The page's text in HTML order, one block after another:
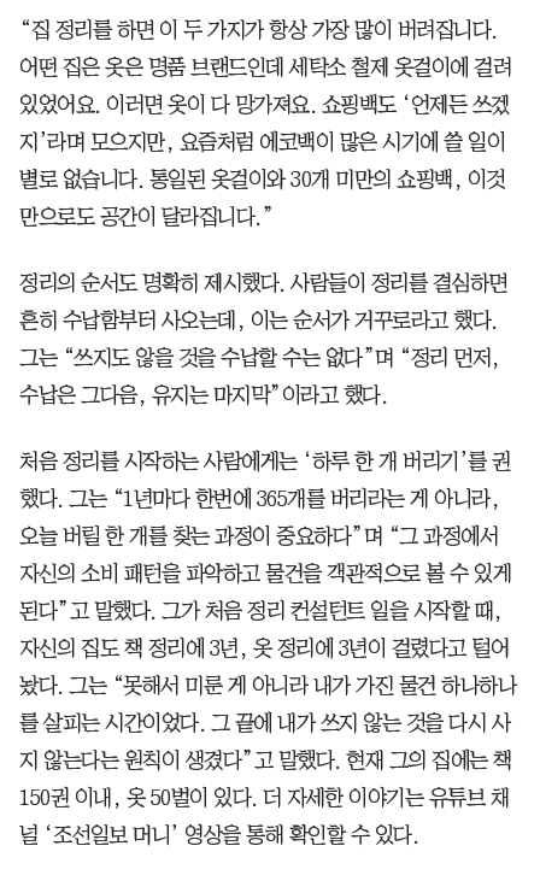
“집 정리를 하면 이 두 가지가 항상 가장 많이 버려집니다.
어떤 집은 옷은 명품 브랜드인데 세탁소 철제 옷걸이에 걸려
있었어요. 이러면 옷이 다 망가져요. 쇼핑백도 ‘언제든 쓰겠
지’라며 모으지만, 요즘처럼 에코백이 많은 시기에 쓸 일이
별로 없습니다. 통일된 옷걸이와 30개 미만의 쇼핑백, 이것
만으로도 공간이 달라집니다.”
정리의 순서도 명확히 제시했다. 사람들이 정리를 결심하면
흔히 수납함부터 사오는데, 이는 순서가 거꾸로라고 했다.
그는 “쓰지도 않을 것을 수납할 수는 없다”며 “정리 먼저,
수납은 그다음, 유지는 마지막”이라고 했다.
처음 정리를 시작하는 사람에게는 ‘하루 한 개 버리기’를 권
했다. 그는 “1년마다 한번에 365개를 버리라는 게 아니라,
오늘 버릴 한 개를 찾는 과정이 중요하다”며 “그 과정에서
자신의 소비 패턴을 파악하고 물건을 객관적으로 볼 수 있게
된다”고 말했다. 그가 처음 정리 컨설턴트 일을 시작할 때,
자신의 집도 책 정리에 3년, 옷 정리에 3년이 걸렸다고 털어
놨다. 그는 “못해서 미룬 게 아니라 내가 가진 물건 하나하나
를 살피는 시간이었다. 그 끝에 내가 쓰지 않는 것을 다시 사
지 않는다는 원칙이 생겼다”고 말했다. 현재 그의 집에는 책
150권 이내, 옷 50벌이 있다. 더 자세한 이야기는 유튜브 채
널 ‘조선일보 머니’ 영상을 통해 확인할 수 있다.